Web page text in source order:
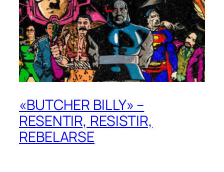
«BUTCHER BILLY» –
RESENTIR, RESISTIR,
REBELARSE